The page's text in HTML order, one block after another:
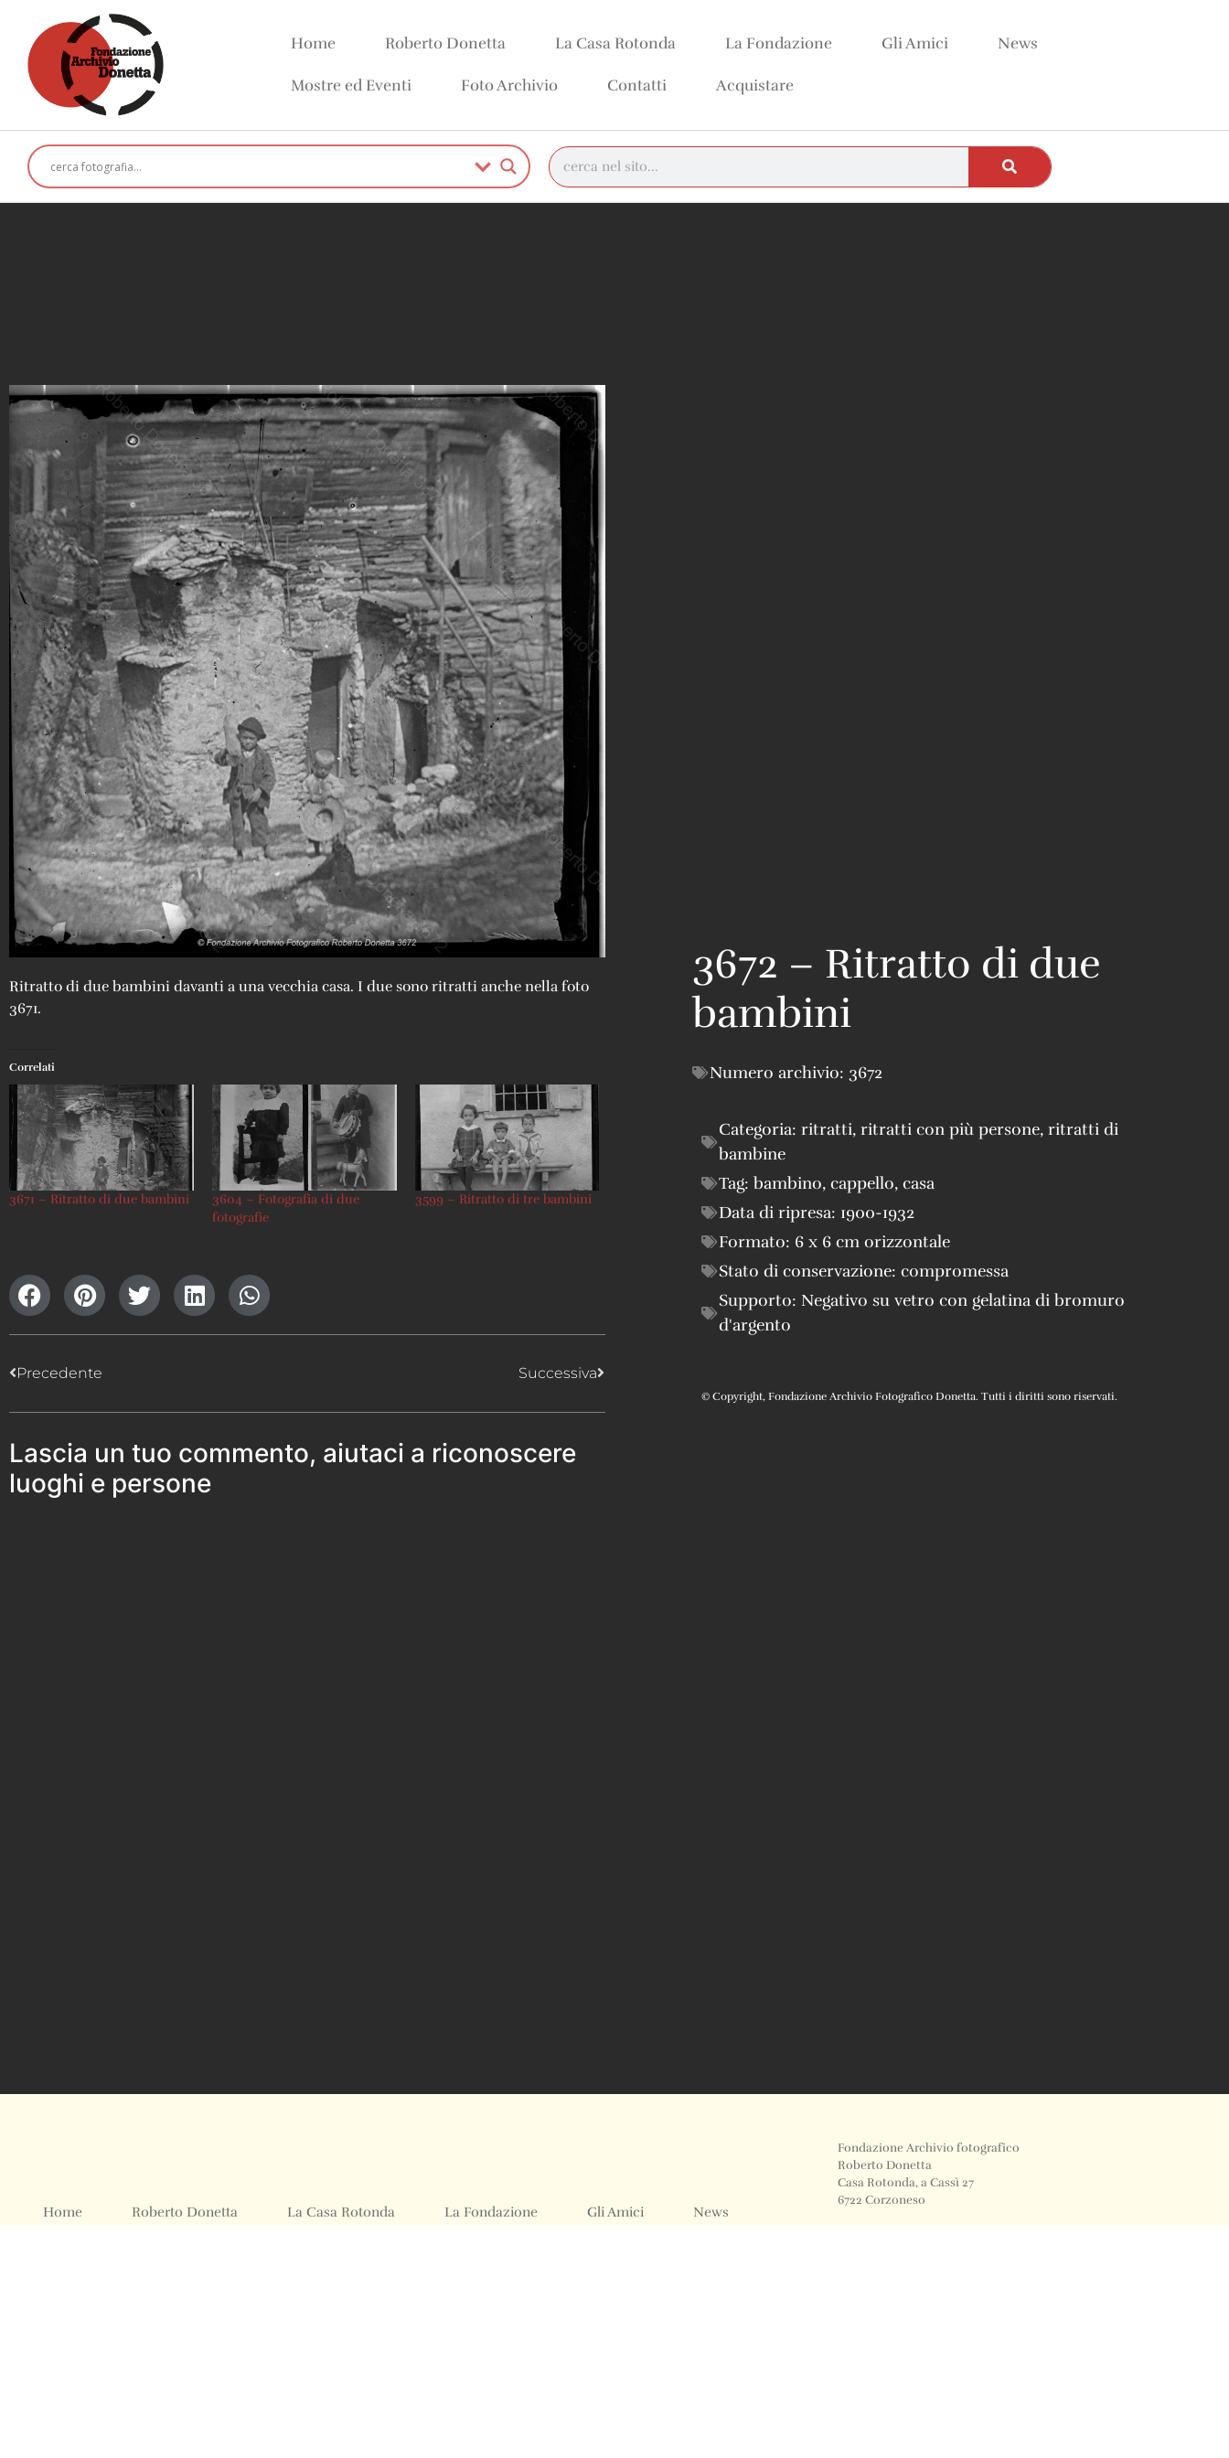
Home Roberto Donetta La Casa Rotonda La Fondazione Gli Amici News
Mostre ed Eventi Foto Archivio Contatti Acquistare
Ritratto di due bambini davanti a una vecchia casa. I due sono ritratti anche nella foto
3671.
Correlati
3671 – Ritratto di due bambini
3604 – Fotografia di due
fotografie
3599 – Ritratto di tre bambini
Precedente Successiva
Lascia un tuo commento, aiutaci a riconoscere
luoghi e persone
3672 – Ritratto di due
bambini
Numero archivio: 3672
Categoria: ritratti, ritratti con più persone, ritratti di
bambine
Tag: bambino, cappello, casa
Data di ripresa: 1900-1932
Formato: 6 x 6 cm orizzontale
Stato di conservazione: compromessa
Supporto: Negativo su vetro con gelatina di bromuro
d'argento
© Copyright, Fondazione Archivio Fotografico Donetta. Tutti i diritti sono riservati.
Home Roberto Donetta La Casa Rotonda La Fondazione Gli Amici News
Fondazione Archivio fotografico
Roberto Donetta
Casa Rotonda, a Cassì 27
6722 Corzoneso